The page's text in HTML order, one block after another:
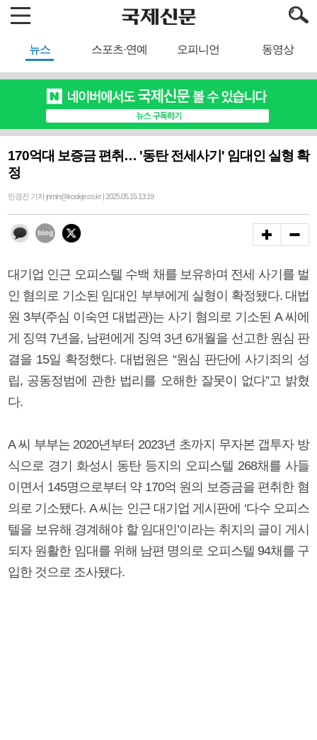
뉴스 스포츠·연예 오피니언 동영상
170억대 보증금 편취… '동탄 전세사기' 임대인 실형 확
정
민경진 기자 jnmin@kookje.co.kr | 2025.05.15 13:19
대기업 인근 오피스텔 수백 채를 보유하며 전세 사기를 벌
인 혐의로 기소된 임대인 부부에게 실형이 확정됐다. 대법
원 3부(주심 이숙연 대법관)는 사기 혐의로 기소된 A 씨에
게 징역 7년을, 남편에게 징역 3년 6개월을 선고한 원심 판
결을 15일 확정했다. 대법원은 “원심 판단에 사기죄의 성
립, 공동정범에 관한 법리를 오해한 잘못이 없다”고 밝혔
다.
A 씨 부부는 2020년부터 2023년 초까지 무자본 갭투자 방
식으로 경기 화성시 동탄 등지의 오피스텔 268채를 사들
이면서 145명으로부터 약 170억 원의 보증금을 편취한 혐
의로 기소됐다. A 씨는 인근 대기업 게시판에 ‘다수 오피스
텔을 보유해 경계해야 할 임대인’이라는 취지의 글이 게시
되자 원활한 임대를 위해 남편 명의로 오피스텔 94채를 구
입한 것으로 조사됐다.